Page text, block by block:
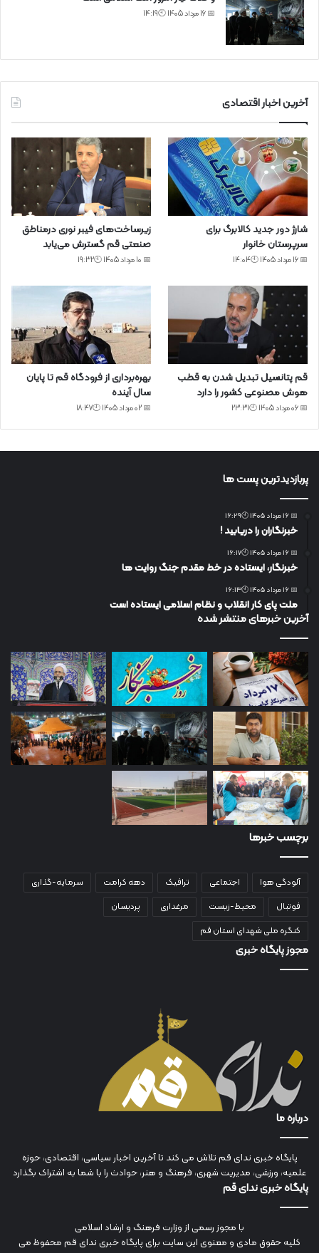
📅 16 مرداد 1405 🕙14:19
آخرین اخبار اقتصادی
شارژ دور جدید کالابرگ برای
سرپرستان خانوار
📅 16 مرداد 1405 🕙14:04
زیرساخت‌های فیبر نوری درمناطق
صنعتی قم گسترش می‌یابد
📅 10 مرداد 1405 🕙19:32
قم پتانسیل تبدیل شدن به قطب
هوش مصنوعی کشور را دارد
📅 06 مرداد 1405 🕙23:31
بهره‌برداری از فرودگاه قم تا پایان
سال آینده
📅 02 مرداد 1405 🕙18:47
پربازدیدترین پست ها
📅 16 مرداد 1405 🕙16:29
خبرنگاران را دریابید !
📅 16 مرداد 1405 🕙16:17
خبرنگار، ایستاده در خط مقدم جنگ روایت ها
📅 16 مرداد 1405 🕙16:13
ملت پای کار انقلاب و نظام اسلامی ایستاده است
آخرین خبرهای منتشر شده
برچسب خبرها
آلودگی هوا اجتماعی ترافیک دهه کرامت
سرمایه-گذاری
فوتبال
محیط-زیست مرغداری
پردیسان
کنگره ملی شهدای استان قم
مجوز پایگاه خبری
درباره ما
پایگاه خبری ندای قم تلاش می کند تا آخرین اخبار سیاسی، اقتصادی، حوزه
علمیه، ورزشی، مدیریت شهری، فرهنگ و هنر، حوادث را با شما به اشتراک بگذارد
پایگاه خبری ندای قم
با مجوز رسمی از وزارت فرهنگ و ارشاد اسلامی
کلیه حقوق مادی و معنوی این سایت برای پایگاه خبری ندای قم محفوظ می